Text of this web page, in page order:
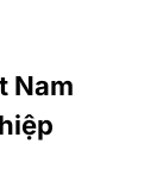
Nam